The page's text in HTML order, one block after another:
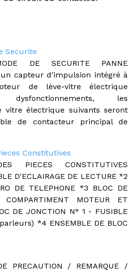
Securite
DE SECURITE PANNE
un capteur d'impulsion intégré à
de lève-vitre électrique
les
vitre électrique suivants seront
de contacteur principal de
Constitutives
PIECES CONSTITUTIVES
D'ECLAIRAGE DE LECTURE *2
DE TELEPHONE *3 BLOC DE
MOTEUR ET
DE JONCTION N° 1 - FUSIBLE
*4 ENSEMBLE DE BLOC
PRECAUTION / REMARQUE /